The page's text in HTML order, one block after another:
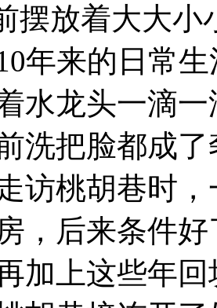
摆放着大大小
年来的日常
水龙头一滴
洗把脸都成
访桃胡巷时
，后来条件
加上这些年